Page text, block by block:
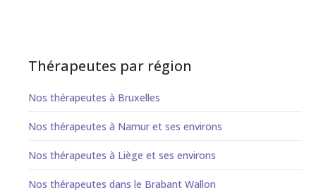
Thérapeutes par région
Nos thérapeutes à Bruxelles
Nos thérapeutes à Namur et ses environs
Nos thérapeutes à Liège et ses environs
Nos thérapeutes dans le Brabant Wallon